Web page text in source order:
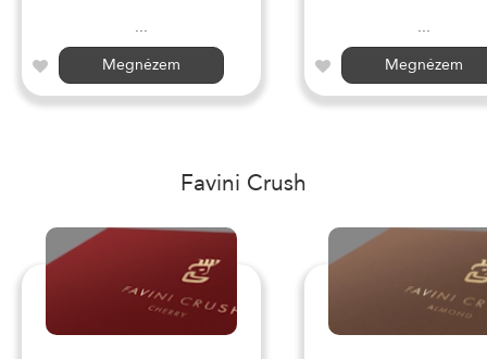
...
Megnézem
...
Megnézem
Favini Crush